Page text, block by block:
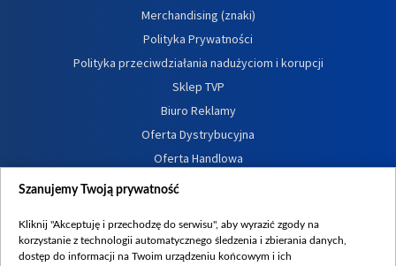
Merchandising (znaki)
Polityka Prywatności
Polityka przeciwdziałania nadużyciom i korupcji
Sklep TVP
Biuro Reklamy
Oferta Dystrybucyjna
Oferta Handlowa
Dostępność
Procedura zgłoszeń wewnętrznych
Szanujemy Twoją prywatność
Kliknij "Akceptuję i przechodzę do serwisu", aby wyrazić zgody na
korzystanie z technologii automatycznego śledzenia i zbierania danych,
dostęp do informacji na Twoim urządzeniu końcowym i ich